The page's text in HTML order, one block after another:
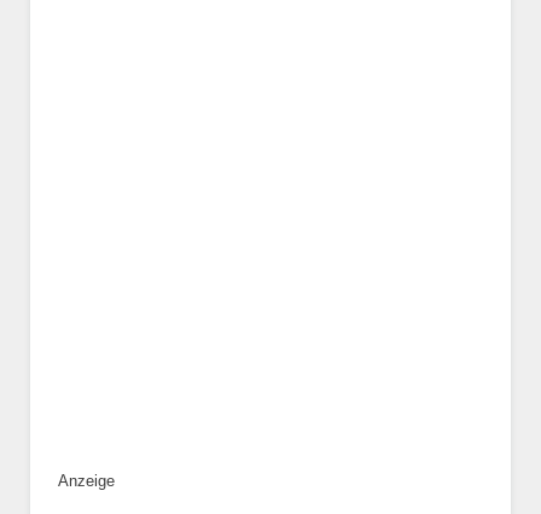
Anzeige